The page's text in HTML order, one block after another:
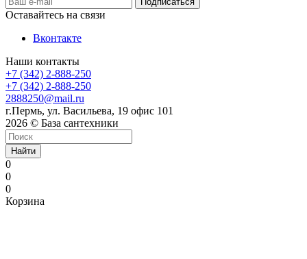
Оставайтесь на связи
Вконтакте
Наши контакты
+7 (342) 2-888-250
+7 (342) 2-888-250
2888250@mail.ru
г.Пермь, ул. Васильева, 19 офис 101
2026 © База сантехники
Найти
0
0
0
Корзина